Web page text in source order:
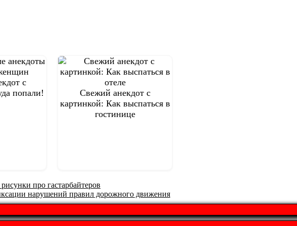
с
попали!
Свежий анекдот с
картинкой: Как выспаться в
гостинице
про гастарбайтеров
нарушений правил дорожного движения